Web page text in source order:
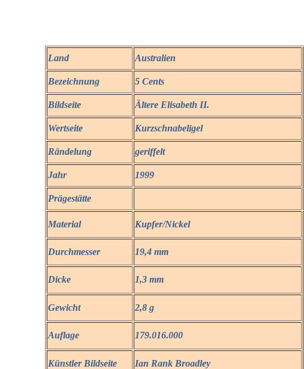
Land Australien
Bezeichnung 5 Cents
Bildseite Ältere Elisabeth II.
Wertseite Kurzschnabeligel
Rändelung geriffelt
Jahr 1999
Prägestätte
Material Kupfer/Nickel
Durchmesser 19,4 mm
Dicke 1,3 mm
Gewicht 2,8 g
Auflage 179.016.000
Künstler Bildseite Ian Rank Broadley